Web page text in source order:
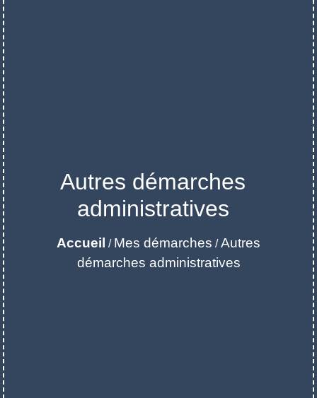
Autres démarches
administratives
Accueil / Mes démarches /Autres
démarches administratives